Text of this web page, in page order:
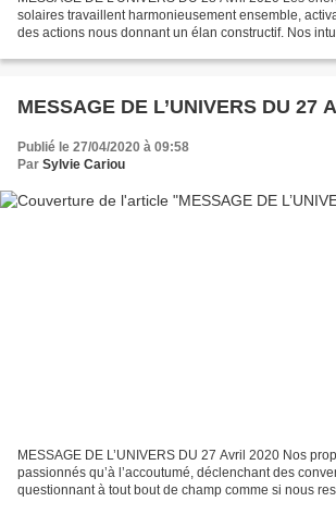
solaires travaillent harmonieusement ensemble,
des actions nous donnant un élan constructif. Nos
MESSAGE DE L’UNIVERS DU 27
Publié le 27/04/2020 à 09:58
Par Sylvie Cariou
MESSAGE DE L’UNIVERS DU 27 Avril 2020 Nos
passionnés qu’à l’accoutumé, déclenchant des
questionnant à tout bout de champ comme si nous